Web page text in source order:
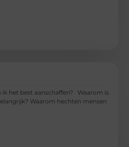
ik het best aanschaffen? Waarom is
Waarom hechten mensen